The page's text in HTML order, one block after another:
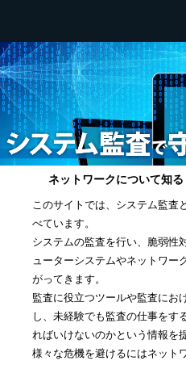
ネットワークについて知る
このサイトでは、システム監査
べています。
システムの監査を行い、脆弱性
ューターシステムやネットワー
がってきます。
監査に役立つツールや監査にお
し、未経験でも監査の仕事をす
ればいけないのかという情報を
様々な危機を避けるにはネット